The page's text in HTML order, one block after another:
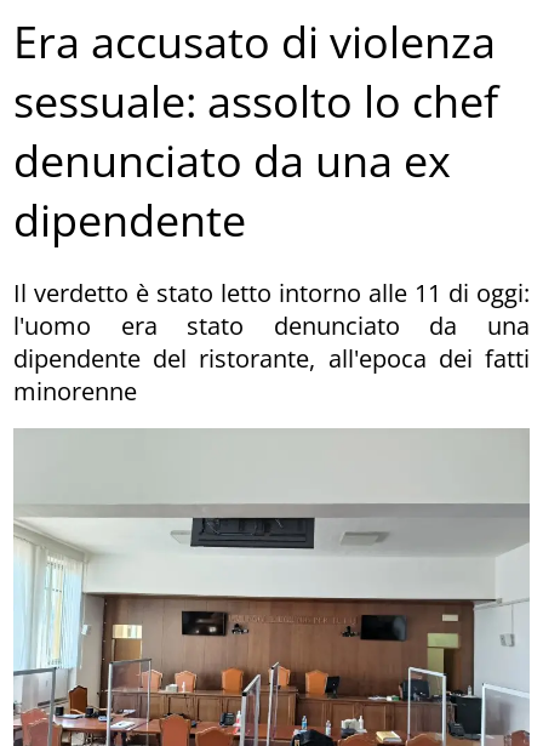
Era accusato di violenza
sessuale: assolto lo chef
denunciato da una ex
dipendente
Il verdetto è stato letto intorno alle 11 di oggi:
l'uomo era stato denunciato da una
dipendente del ristorante, all'epoca dei fatti
minorenne